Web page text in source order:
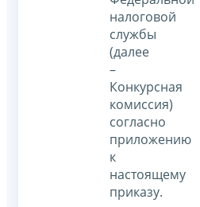
налоговой
службы
(далее
–
Конкурсная
комиссия)
согласно
приложению
к
настоящему
приказу.